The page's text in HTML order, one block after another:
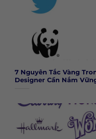
7 Nguyên Tắc Vàng
Designer Cần Nắm